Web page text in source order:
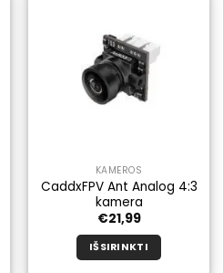
KAMEROS
CaddxFPV Ant Analog 4:3
kamera
€21,99
IŠSIRINKTI